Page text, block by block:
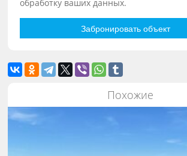
обработку ваших данных.
Похожие